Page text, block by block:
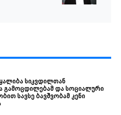
სიკვდილთან
გამოცდილებამ და სოციალური
სავსე ბავშვობამ კენი